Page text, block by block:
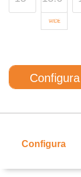
Configura